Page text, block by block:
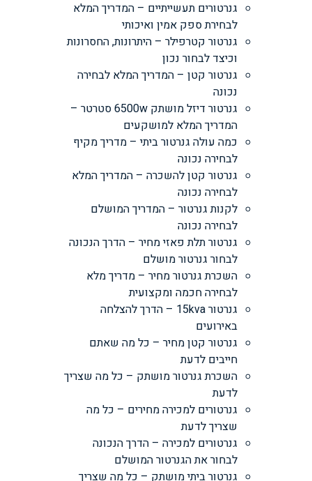
גנרטורים תעשייתיים – המדריך המלא
לבחירת ספק אמין ואיכותי
גנרטור קטרפילר – היתרונות, החסרונות
וכיצד לבחור נכון
גנרטור קטן – המדריך המלא לבחירה
נכונה
גנרטור דיזל מושתק 6500w סטרטר –
המדריך המלא למושקעים
כמה עולה גנרטור ביתי – מדריך מקיף
לבחירה נכונה
גנרטור קטן להשכרה – המדריך המלא
לבחירה נכונה
לקנות גנרטור – המדריך המושלם
לבחירה נכונה
גנרטור תלת פאזי מחיר – הדרך הנכונה
לבחור גנרטור מושלם
השכרת גנרטור מחיר – מדריך מלא
לבחירה חכמה ומקצועית
גנרטור 15kva – הדרך להצלחה
באירועים
גנרטור קטן מחיר – כל מה שאתם
חייבים לדעת
השכרת גנרטור מושתק – כל מה שצריך
לדעת
גנרטורים למכירה מחירים – כל מה
שצריך לדעת
גנרטורים למכירה – הדרך הנכונה
לבחור את הגנרטור המושלם
גנרטור ביתי מושתק – כל מה שצריך